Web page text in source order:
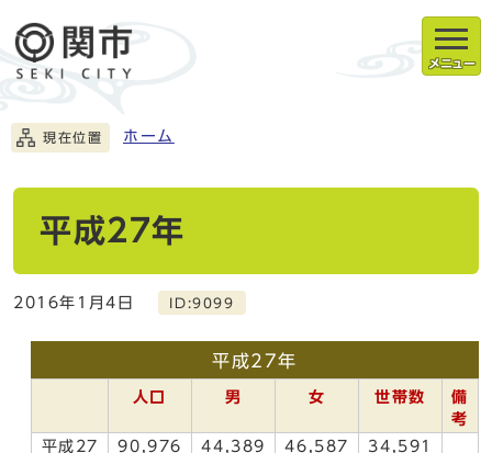
メニュー
現在位置 ホーム
平成27年
2016年1月4日 ID:9099
平成27年
人口 男 女 世帯数
備
考
平成27
90,976 44,389 46,587 34,591